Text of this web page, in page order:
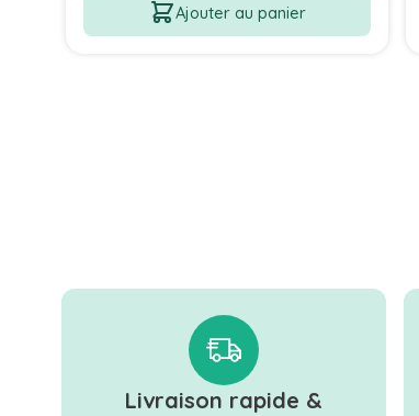
Ajouter au panier
Livraison rapide &